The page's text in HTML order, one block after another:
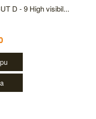
D - 9 High visibil...